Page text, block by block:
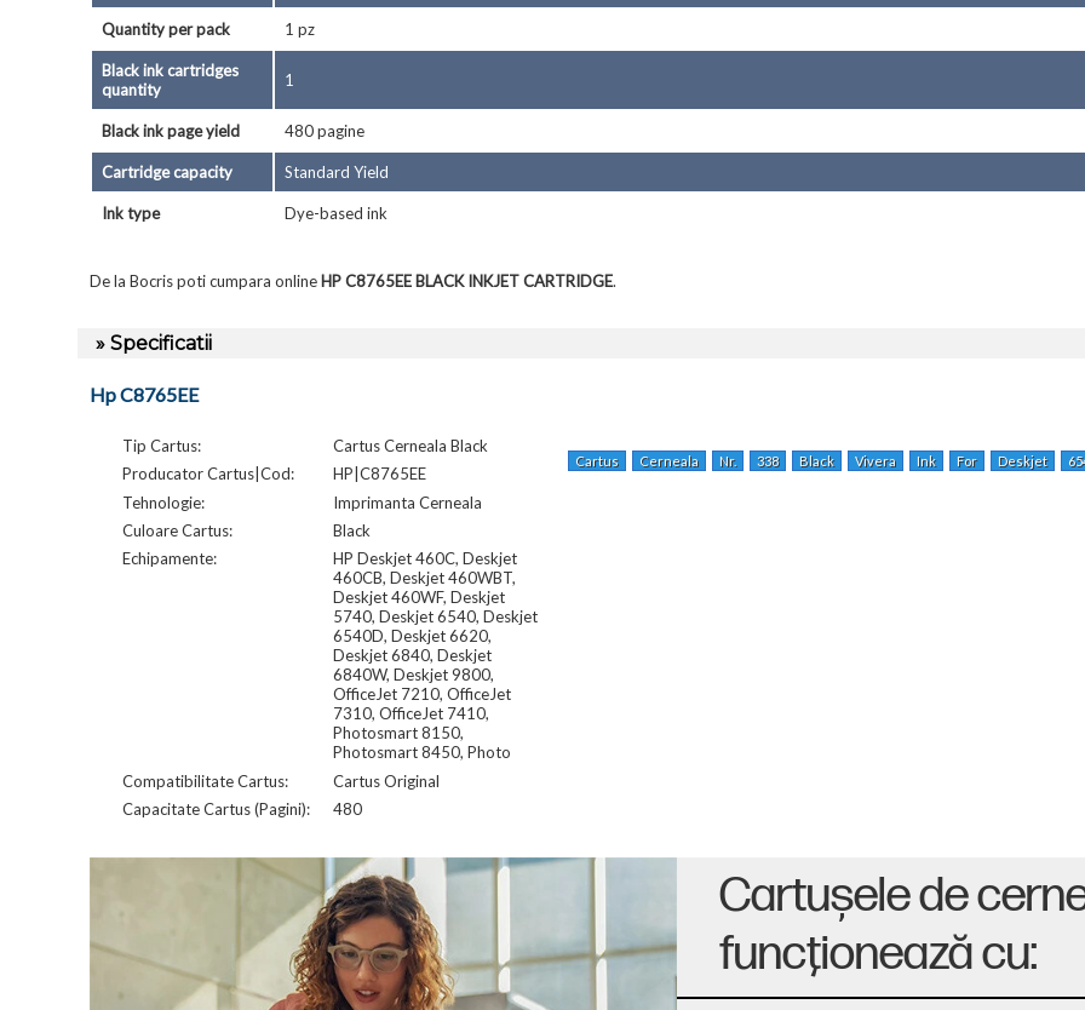
Quantity per pack 1 pz
Black ink cartridges
quantity
1
Black ink page yield 480 pagine
Cartridge capacity Standard Yield
Ink type Dye-based ink
De la Bocris poti cumpara online HP C8765EE BLACK INKJET CARTRIDGE.
» Specificatii
Hp C8765EE
Tip Cartus:
Cartus Cerneala Black
Producator Cartus|Cod:
HP|C8765EE
Tehnologie:
Imprimanta Cerneala
Culoare Cartus:
Black
Echipamente:
HP Deskjet 460C, Deskjet
460CB, Deskjet 460WBT,
Deskjet 460WF, Deskjet
5740, Deskjet 6540, Deskjet
6540D, Deskjet 6620,
Deskjet 6840, Deskjet
6840W, Deskjet 9800,
OfficeJet 7210, OfficeJet
7310, OfficeJet 7410,
Photosmart 8150,
Photosmart 8450, Photo
Compatibilitate Cartus:
Cartus Original
Capacitate Cartus (Pagini):
480
Cartus Cerneala Nr. 338 Black Vivera Ink For Deskjet
Cartuşele de
funcţionează cu: